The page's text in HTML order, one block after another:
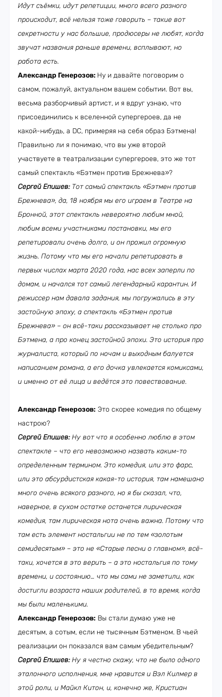
Идут съёмки, идут репетиции, много всего разного
происходит, всё нельзя тоже говорить – такие вот
секретности у нас большие, продюсеры не любят, когда
звучат названия раньше времени, всплывают, но
работа есть.
Александр Генерозов: Ну и давайте поговорим о
самом, пожалуй, актуальном вашем событии. Вот вы,
весьма разборчивый артист, и я вдруг узнаю, что
присоединились к вселенной супергероев, да не
какой-нибудь, а DC, примеряя на себя образ Бэтмена!
Правильно ли я понимаю, что вы уже второй
участвуете в театрализации супергероев, это же тот
самый спектакль «Бэтмен против Брежнева»?
Сергей Епишев: Тот самый спектакль «Бэтмен против
Брежнева», да, 18 ноября мы его играем в Театре на
Бронной, этот спектакль невероятно любим мной,
любим всеми участниками постановки, мы его
репетировали очень долго, и он прожил огромную
жизнь. Потому что мы его начали репетировать в
первых числах марта 2020 года, нас всех заперли по
домам, и начался тот самый легендарный карантин. И
режиссер нам давала задания, мы погружались в эту
застойную эпоху, а спектакль «Бэтмен против
Брежнева» – он всё-таки рассказывает не столько про
Бэтмена, а про конец застойной эпохи. Это история про
журналиста, который по ночам и выходным балуется
написанием романа, а его дочка увлекается комиксами,
и именно от её лица и ведётся это повествование.
Александр Генерозов: Это скорее комедия по общему
настрою?
Сергей Епишев:Ну вот что я особенно люблю в этом
спектакле – что его невозможно назвать каким-то
определенным термином. Это комедия, или это фарс,
или это абсурдистская какая-то история, там намешано
много очень всякого разного, но я бы сказал, что,
наверное, в сухом остатке останется лирическая
комедия, там лирическая нота очень важна. Потому что
там есть элемент ностальгии не по тем «золотым
семидесятым» – это не «Старые песни о главном», всё-
таки, хочется в это верить – а это ностальгия по тому
времени, и состоянию… что мы сами не заметили, как
достигли возраста наших родителей, в то время, когда
мы были маленькими.
Александр Генерозов: Вы стали думаю уже не
десятым, а сотым, если не тысячным Бэтменом. В чьей
реализации он показался вам самым убедительным?
Сергей Епишев:Ну я честно скажу, что не было одного
эталонного исполнения, мне нравится и Вэл Килмер в
этой роли, и Майкл Китон, и, конечно же, Кристиан